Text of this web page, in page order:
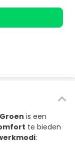
is een
te bieden
: